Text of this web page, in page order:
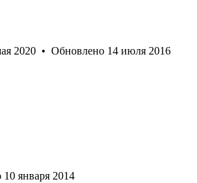
2020 • Обновлено 14 июля 2016
10 января 2014